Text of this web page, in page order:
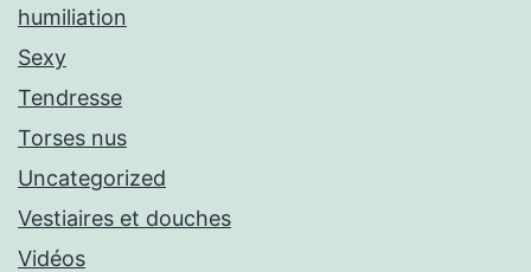
humiliation
Sexy
Tendresse
Torses nus
Uncategorized
Vestiaires et douches
Vidéos